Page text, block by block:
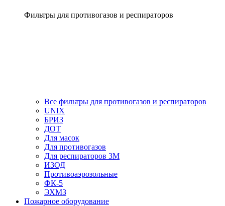
Фильтры для противогазов и респираторов
Все фильтры для противогазов и респираторов
UNIX
БРИЗ
ДОТ
Для масок
Для противогазов
Для респираторов 3М
ИЗОД
Противоаэрозольные
ФК-5
ЭХМЗ
Пожарное оборудование